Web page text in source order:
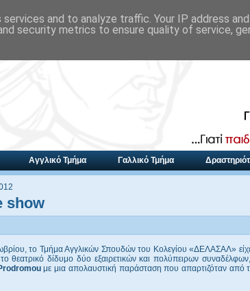
Αγγλικό Τμήμα Γαλλικό Τμήμα
show
το Τμήμα Αγγλικών Σπουδών του Κολεγίου «ΔΕΛΑΣΑΛ»
το θεατρικό δίδυμο δύο εξαιρετικών και πολύπειρων
με μια απολαυστική παράσταση που απαρτιζόταν από
and to analyze traffic. Your IP address
security metrics to ensure quality of service,